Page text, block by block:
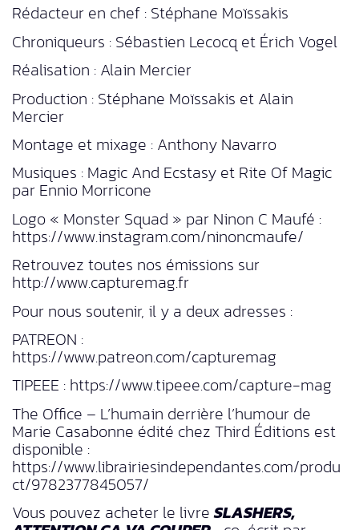
Rédacteur en chef : Stéphane Moïssakis
Chroniqueurs : Sébastien Lecocq et Érich Vogel
Réalisation : Alain Mercier
Production : Stéphane Moïssakis et Alain
Mercier
Montage et mixage : Anthony Navarro
Musiques : Magic And Ecstasy et Rite Of Magic
par Ennio Morricone
Logo « Monster Squad » par Ninon C Maufé :
https://www.instagram.com/ninoncmaufe/
Retrouvez toutes nos émissions sur
http://www.capturemag.fr
Pour nous soutenir, il y a deux adresses :
PATREON :
https://www.patreon.com/capturemag
TIPEEE : https://www.tipeee.com/capture-mag
The Office – L’humain derrière l’humour de
Marie Casabonne édité chez Third Éditions est
disponible :
https://www.librairiesindependantes.com/produ
ct/9782377845057/
Vous pouvez acheter le livreSLASHERS,